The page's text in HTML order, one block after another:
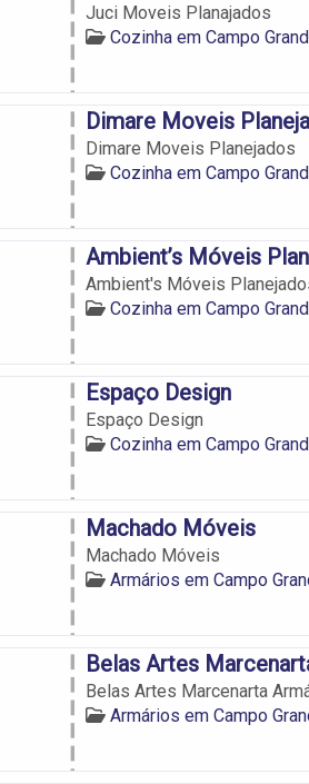
Juci Moveis Planajados
Cozinha em Campo
Dimare Moveis
Dimare Moveis Planejados
Cozinha em Campo
Ambient’s Móveis
Ambient's Móveis
Cozinha em Campo
Espaço Design
Espaço Design
Cozinha em Campo
Machado Móveis
Machado Móveis
Armários em Campo
Belas Artes
Belas Artes Marcenarta
Armários em Campo